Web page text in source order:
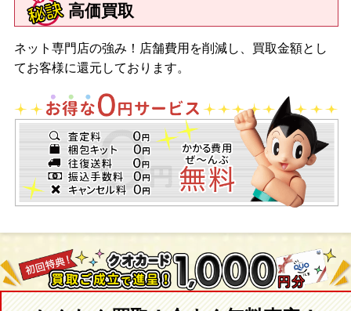
高価買取
ネット専門店の強み！店舗費用を削減し、買取金額とし
てお客様に還元しております。